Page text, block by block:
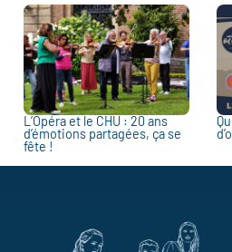
L’Opéra et le CHU : 20 ans
d’émotions partagées, ça se
fête !